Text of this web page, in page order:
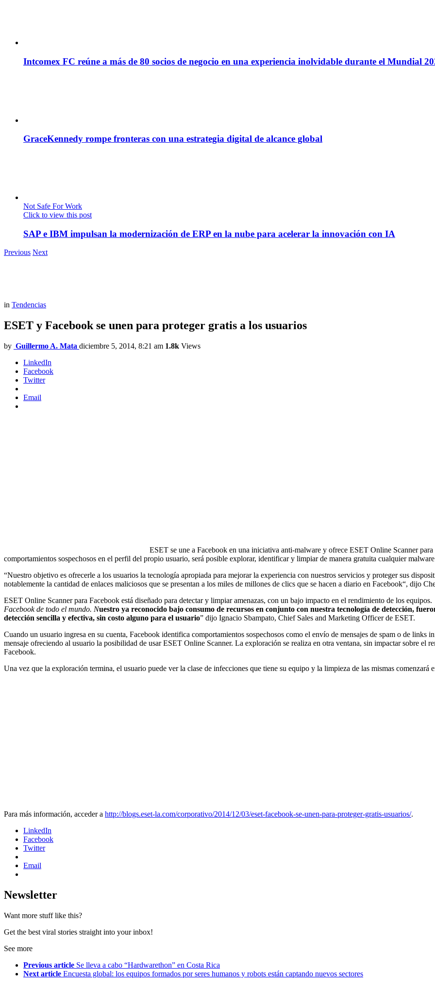
Intcomex FC reúne a más de 80 socios de negocio en una experiencia inolvidable durante el Mundial
GraceKennedy rompe fronteras con una estrategia digital de alcance global
Not Safe For Work
Click to view this post
SAP e IBM impulsan la modernización de ERP en la nube para acelerar la innovación con IA
Previous Next
in Tendencias
ESET y Facebook se unen para proteger gratis a los usuarios
by Guillermo A. Mata diciembre 5, 2014, 8:21 am 1.8k Views
LinkedIn
Facebook
Twitter
Email
ESET se une a Facebook en una iniciativa anti-malware y ofrece ESET Online Scanner
comportamientos sospechosos en el perfil del propio usuario, será posible explorar, identificar y limpiar de manera gratuita cualquier
“Nuestro objetivo es ofrecerle a los usuarios la tecnología apropiada para mejorar la experiencia con nuestros servicios y proteger sus
notablemente la cantidad de enlaces maliciosos que se presentan a los miles de millones de clics que se hacen a diario en Facebook“, dijo
ESET Online Scanner para Facebook está diseñado para detectar y limpiar amenazas, con un bajo impacto en el rendimiento de los equipos.
Facebook de todo el mundo. Nuestro ya reconocido bajo consumo de recursos en conjunto con nuestra tecnología de detección,
detección sencilla y efectiva, sin costo alguno para el usuario” dijo Ignacio Sbampato, Chief Sales and Marketing Officer de ESET.
Cuando un usuario ingresa en su cuenta, Facebook identifica comportamientos sospechosos como el envío de mensajes de spam o de links
mensaje ofreciendo al usuario la posibilidad de usar ESET Online Scanner. La exploración se realiza en otra ventana, sin impactar sobre el
Facebook.
Una vez que la exploración termina, el usuario puede ver la clase de infecciones que tiene su equipo y la limpieza de las mismas comenzará
Para más información, acceder a http://blogs.eset-la.com/corporativo/2014/12/03/eset-facebook-se-unen-para-proteger-gratis-usuarios/.
LinkedIn
Facebook
Twitter
Email
Newsletter
Want more stuff like this?
Get the best viral stories straight into your inbox!
See more
Previous article Se lleva a cabo “Hardwarethon” en Costa Rica
Next article Encuesta global: los equipos formados por seres humanos y robots están captando nuevos sectores